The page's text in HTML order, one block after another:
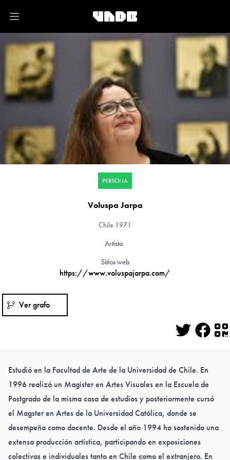
Open main menu
PERSONA
Voluspa Jarpa
Chile 1971
Artista
Sitios web
https://www.voluspajarpa.com/
Ver grafo
Twitter
Estudió en la Facultad de Arte de la Universidad de Chile. En
1996 realizó un Magíster en Artes Visuales en la Escuela de
Postgrado de la misma casa de estudios y posteriormente cursó
el Magster en Artes de la Universidad Católica, donde se
desempeña como docente. Desde el año 1994 ha sostenido una
extensa producción artística, participando en exposiciones
colectivas e individuales tanto en Chile como el extranjero. En